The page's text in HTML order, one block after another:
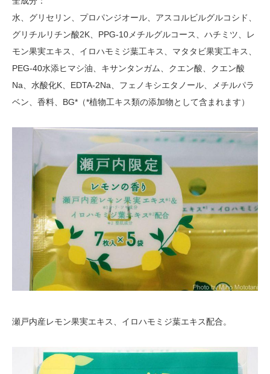
水、グリセリン、プロパンジオール、アスコルビルグルコシド、
グリチルリチン酸2K、PPG-10メチルグルコース、ハチミツ、レ
モン果実エキス、イロハモミジ葉工キス、マタタビ果実工キス、
PEG-40水添ヒマシ油、キサンタンガム、クエン酸、クエン酸
Na、水酸化K、EDTA-2Na、フェノキシエタノール、メチルパラ
ベン、香料、BG*（*植物工キス類の添加物として含まれます）
瀬戸内産レモン果実エキス、イロハモミジ葉エキス配合。